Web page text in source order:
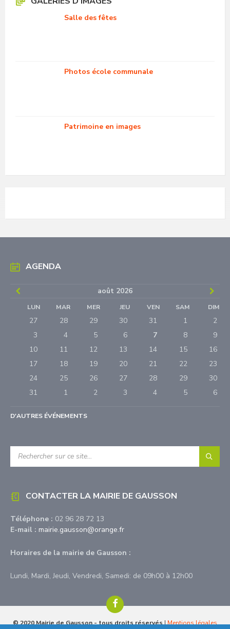
Salle des fêtes
Photos école communale
Patrimoine en images
AGENDA
août 2026
Month
LUN MAR MER JEU VEN SAM DIM
calendar
27 28 29 30 31 1
2
3
4 5 6 7 8
9
10
11 12 13 14 15
16
17
18 19 20 21 22
23
24
25 26 27 28 29
30
31
1 2 3 4 5
6
à
l'accueil
D'AUTRES ÉVÉNEMENTS
CONTACTER LA MAIRIE DE GAUSSON
Téléphone : 02 96 28 72 13
E-mail : mairie.gausson@orange.fr
Horaires de la mairie de Gausson :
Lundi, Mardi, Jeudi, Vendredi, Samedi: de 09h00 à 12h00
Facebook
© 2020 Mairie de Gausson - tous droits réservés|Mentions légales